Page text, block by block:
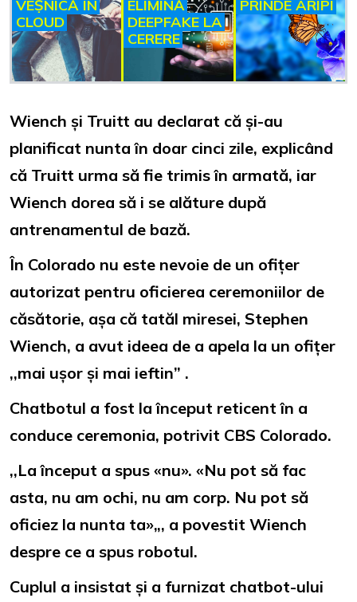
VEȘNICĂ ÎN
CLOUD
ELIMINĂ
DEEPFAKE LA
CERERE
PRINDE ARIPI
Wiench și Truitt au declarat că și-au
planificat nunta în doar cinci zile, explicând
că Truitt urma să fie trimis în armată, iar
Wiench dorea să i se alăture după
antrenamentul de bază.
În Colorado nu este nevoie de un ofițer
autorizat pentru oficierea ceremoniilor de
căsătorie, așa că tatăl miresei, Stephen
Wiench, a avut ideea de a apela la un ofițer
,,mai ușor și mai ieftin” .
Chatbotul a fost la început reticent în a
conduce ceremonia, potrivit CBS Colorado.
,,La început a spus «nu». «Nu pot să fac
asta, nu am ochi, nu am corp. Nu pot să
oficiez la nunta ta»„, a povestit Wiench
despre ce a spus robotul.
Cuplul a insistat și a furnizat chatbot-ului